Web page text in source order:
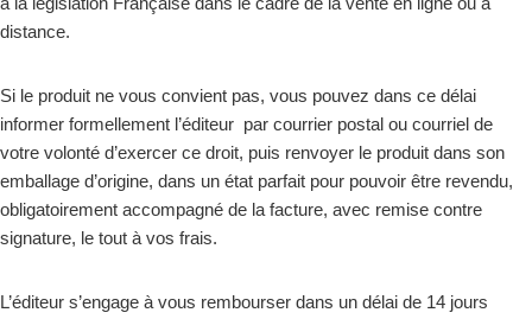
distance.
Si le produit ne vous convient pas, vous pouvez dans ce délai
informer formellement l’éditeur par courrier postal ou courriel de
votre volonté d’exercer ce droit, puis renvoyer le produit dans son
emballage d’origine, dans un état parfait pour pouvoir être revendu,
obligatoirement accompagné de la facture, avec remise contre
signature, le tout à vos frais.
L’éditeur s’engage à vous rembourser dans un délai de 14 jours